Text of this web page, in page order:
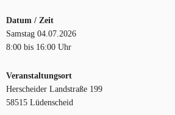
Datum / Zeit
Samstag 04.07.2026
8:00 bis 16:00 Uhr
Veranstaltungsort
Herscheider Landstraße 199
58515 Lüdenscheid